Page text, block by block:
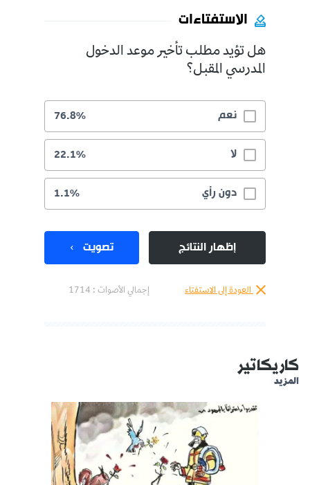
الاستفتاءات
هل تؤيد مطلب تأخير موعد الدخول
المدرسي المقبل؟
نعم 76.8%
لا 22.1%
دون رأي 1.1%
إظهار النتائج تصويت
العودة إلى الاستفتاء إجمالي الأصوات : 1714
كاريكاتير
المزيد